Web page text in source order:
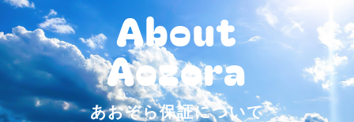
About
Aozora
あおぞら保証について